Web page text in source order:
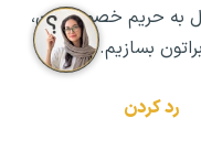
به حریم خصوصیتون،
بسازیم.
رد کردن